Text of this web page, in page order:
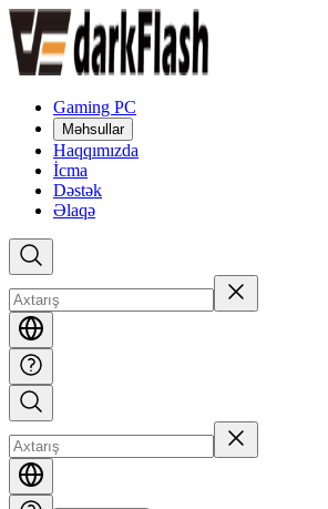
Gaming PC
Məhsullar
Haqqımızda
İcma
Dəstək
Əlaqə